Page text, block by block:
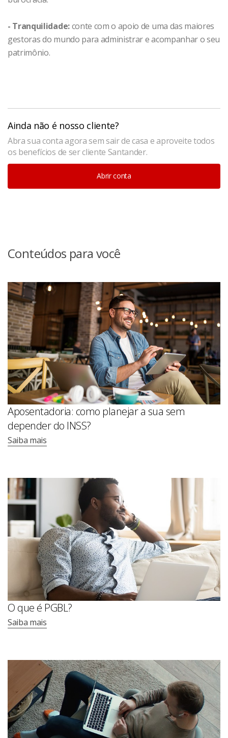
- Tranquilidade:conte com o apoio de uma das maiores
gestoras do mundo para administrar e acompanhar o seu
patrimônio.
Ainda não é nosso cliente?
Abra sua conta agora sem sair de casa e aproveite todos
os benefícios de ser cliente Santander.
Abrir conta
Conteúdos para você
Aposentadoria: como planejar a sua sem
depender do INSS?
Saiba mais
O que é PGBL?
Saiba mais